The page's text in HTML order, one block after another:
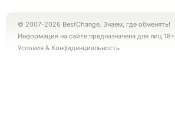
© 2007-2026 BestChange. Знаем, где обменять!
Информация на сайте предназначена для лиц 18+
Условия & Конфиденциальность